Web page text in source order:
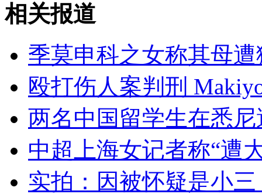
山西运城恶犬咬伤多人 警民合力深夜将其击毙
女孩北京地铁殴打老人 痛下狠手拳打脚踢
无痛分娩是否安全 医生回应
相关报道
季莫申科之女称其母
殴打伤人案判刑
两名中国留学生在悉
中超上海女记者称“遭
实拍：因被怀疑是小